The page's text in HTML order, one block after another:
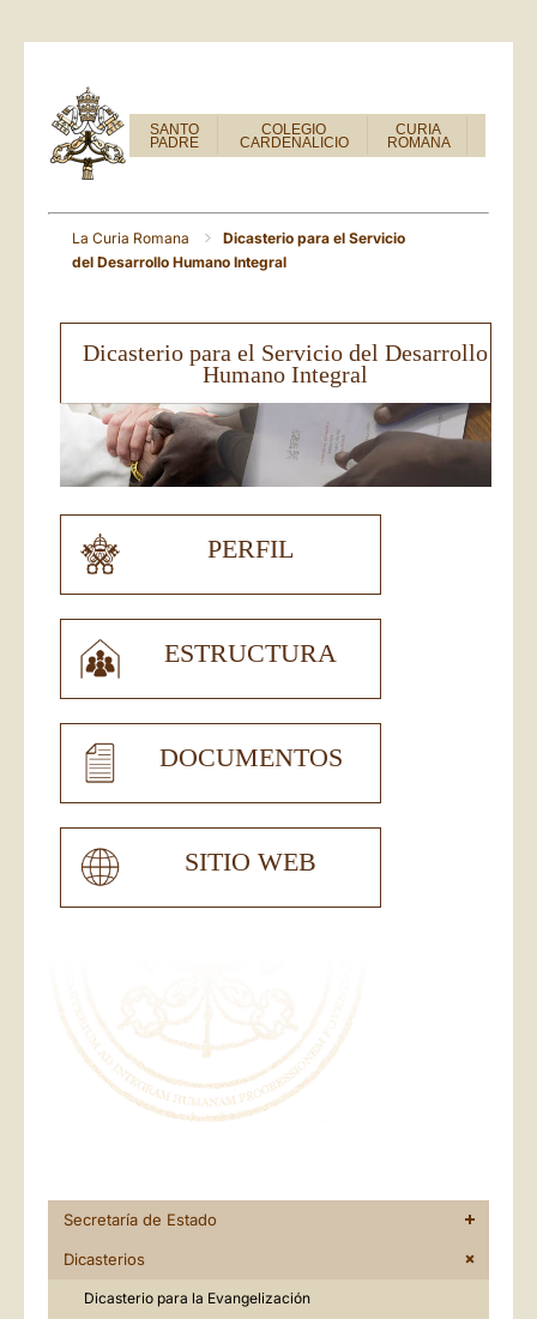
SANTO
PADRE
COLEGIO
CARDENALICIO
CURIA
ROMANA
La Curia Romana
Dicasterio para el Servicio
del Desarrollo Humano Integral
Dicasterio para el Servicio del Desarrollo
Humano Integral
PERFIL
ESTRUCTURA
DOCUMENTOS
SITIO WEB
Secretaría de Estado
Dicasterios
Dicasterio para la Evangelización